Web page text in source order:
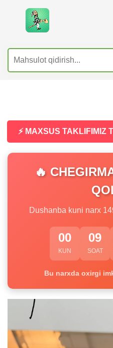
⚡ MAXSUS TAKLIFIMIZ
🔥
Dushanba kuni narx
00
KUN
09
SOAT
Bu narxda oxirgi